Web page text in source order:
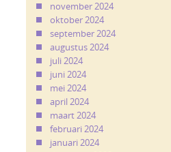
november 2024
oktober 2024
september 2024
augustus 2024
juli 2024
juni 2024
mei 2024
april 2024
maart 2024
februari 2024
januari 2024